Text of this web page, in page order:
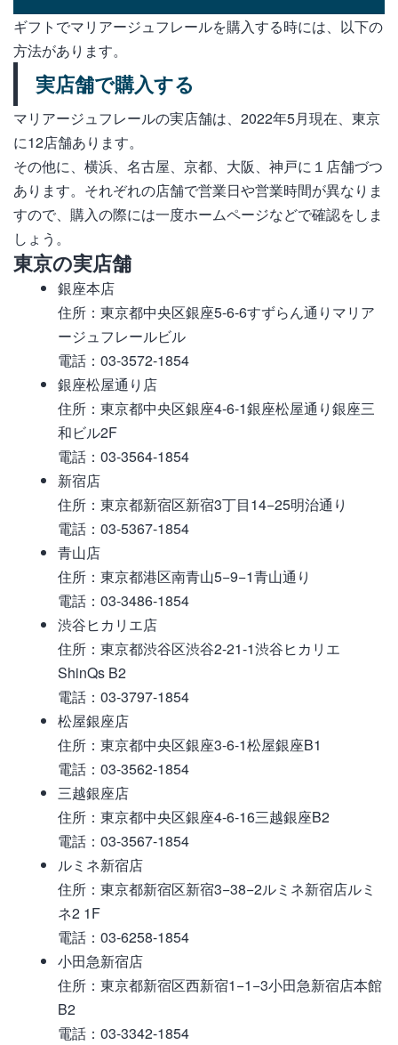
ギフトでマリアージュフレールを購入する時には、以下の
方法があります。
実店舗で購入する
マリアージュフレールの実店舗は、2022年5月現在、東京
に12店舗あります。
その他に、横浜、名古屋、京都、大阪、神戸に１店舗づつ
あります。それぞれの店舗で営業日や営業時間が異なりま
すので、購入の際には一度ホームページなどで確認をしま
しょう。
東京の実店舗
銀座本店
住所：東京都中央区銀座5-6-6すずらん通りマリア
ージュフレールビル
電話：03-3572-1854
銀座松屋通り店
住所：東京都中央区銀座4-6-1銀座松屋通り銀座三
和ビル2F
電話：03-3564-1854
新宿店
住所：東京都新宿区新宿3丁目14−25明治通り
電話：03-5367-1854
青山店
住所：東京都港区南青山5−9−1青山通り
電話：03-3486-1854
渋谷ヒカリエ店
住所：東京都渋谷区渋谷2-21-1渋谷ヒカリエ
ShinQs B2
電話：03-3797-1854
松屋銀座店
住所：東京都中央区銀座3-6-1松屋銀座B1
電話：03-3562-1854
三越銀座店
住所：東京都中央区銀座4-6-16三越銀座B2
電話：03-3567-1854
ルミネ新宿店
住所：東京都新宿区新宿3−38−2ルミネ新宿店ルミ
ネ2 1F
電話：03-6258-1854
小田急新宿店
住所：東京都新宿区西新宿1−1−3小田急新宿店本館
B2
電話：03-3342-1854